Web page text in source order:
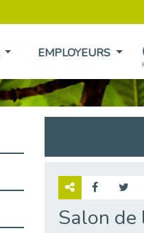
EMPLOYEURS
Salon de